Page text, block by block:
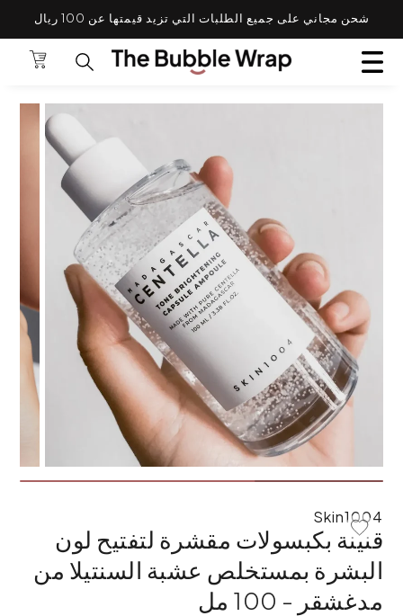
شحن مجاني على جميع الطلبات التي تزيد قيمتها عن 100 ريال
عماني ✈ استخدم الكود: TBWFS
الحقيبة
MISSING:
Skin1004
قنينة بكبسولات مقشرة لتفتيح لون
البشرة بمستخلص عشبة السنتيلا من
مدغشقر - 100 مل
Add To Wishlist